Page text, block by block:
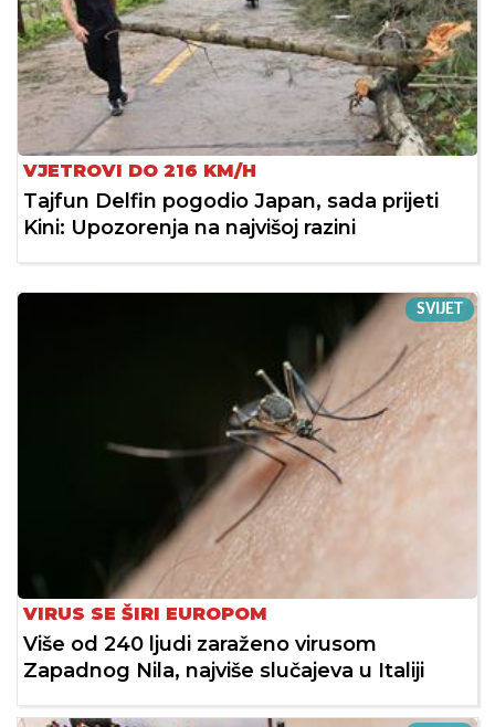
VJETROVI DO 216 KM/H
Tajfun Delfin pogodio Japan, sada prijeti
Kini: Upozorenja na najvišoj razini
SVIJET
VIRUS SE ŠIRI EUROPOM
Više od 240 ljudi zaraženo virusom
Zapadnog Nila, najviše slučajeva u Italiji